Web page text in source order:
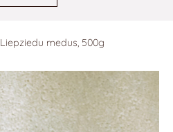
Liepziedu medus, 500g